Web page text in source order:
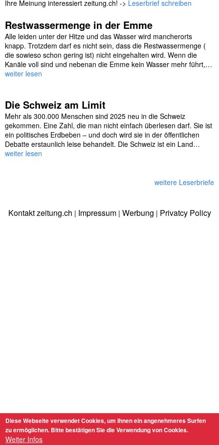
Ihre Meinung interessiert zeitung.ch! -> Leserbrief schreiben
Restwassermenge in der Emme
Alle leiden unter der Hitze und das Wasser wird mancherorts
knapp. Trotzdem darf es nicht sein, dass die Restwassermenge (
die sowieso schon gering ist) nicht eingehalten wird. Wenn die
Kanäle voll sind und nebenan die Emme kein Wasser mehr führt,…
weiter lesen
Die Schweiz am Limit
Mehr als 300.000 Menschen sind 2025 neu in die Schweiz
gekommen. Eine Zahl, die man nicht einfach überlesen darf. Sie ist
ein politisches Erdbeben – und doch wird sie in der öffentlichen
Debatte erstaunlich leise behandelt. Die Schweiz ist ein Land…
weiter lesen
weitere Leserbriefe
Kontakt zeitung.ch | Impressum| Werbung | Privatcy Policy
Diese Webseite verwendet Cookies, um Ihnen ein angenehmeres Surfen
zu ermöglichen. Bitte bestätigen Sie die Verwendung von Cookies.
Weiter Infos